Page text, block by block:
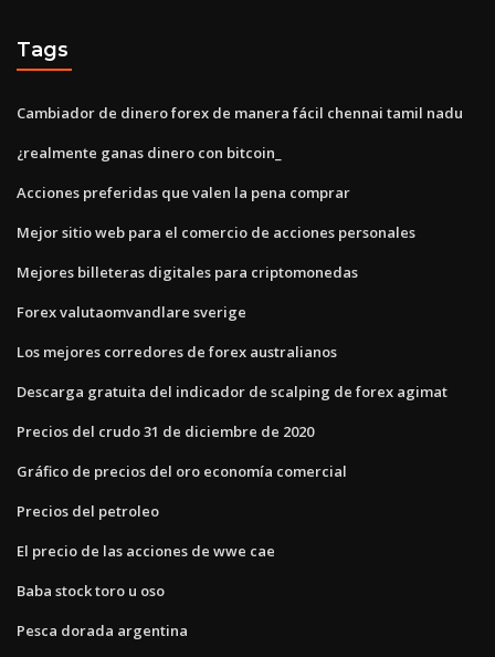
Tags
Cambiador de dinero forex de manera fácil chennai tamil nadu
¿realmente ganas dinero con bitcoin_
Acciones preferidas que valen la pena comprar
Mejor sitio web para el comercio de acciones personales
Mejores billeteras digitales para criptomonedas
Forex valutaomvandlare sverige
Los mejores corredores de forex australianos
Descarga gratuita del indicador de scalping de forex agimat
Precios del crudo 31 de diciembre de 2020
Gráfico de precios del oro economía comercial
Precios del petroleo
El precio de las acciones de wwe cae
Baba stock toro u oso
Pesca dorada argentina